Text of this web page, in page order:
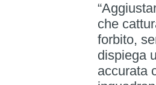
che
forbito,
dispiega
accurata